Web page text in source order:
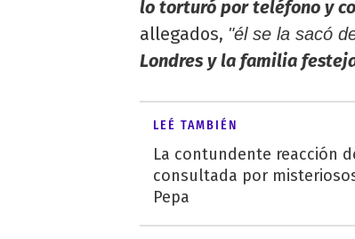
lo torturó por teléfono y
allegados, "él se la sacó
Londres y la familia
LEÉ TAMBIÉN
La contundente reacción
consultada por
Pepa